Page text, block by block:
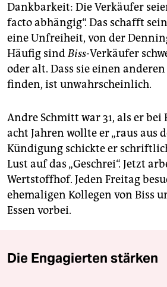
Dankbarkeit: Die Verkäufer
facto abhängig“. Das schafft
eine Unfreiheit, von der
Häufig sindBiss-Verkäufer
oder alt. Dass sie einen
finden, ist unwahrscheinlich.
Andre Schmitt war 31, als er bei
acht Jahren wollte er „raus aus
Kündigung schickte er
Lust auf das „Geschrei“. Jetzt
Wertstoffhof. Jeden Freitag
ehemaligen Kollegen von Biss
Essen vorbei.
Die Engagierten stärken